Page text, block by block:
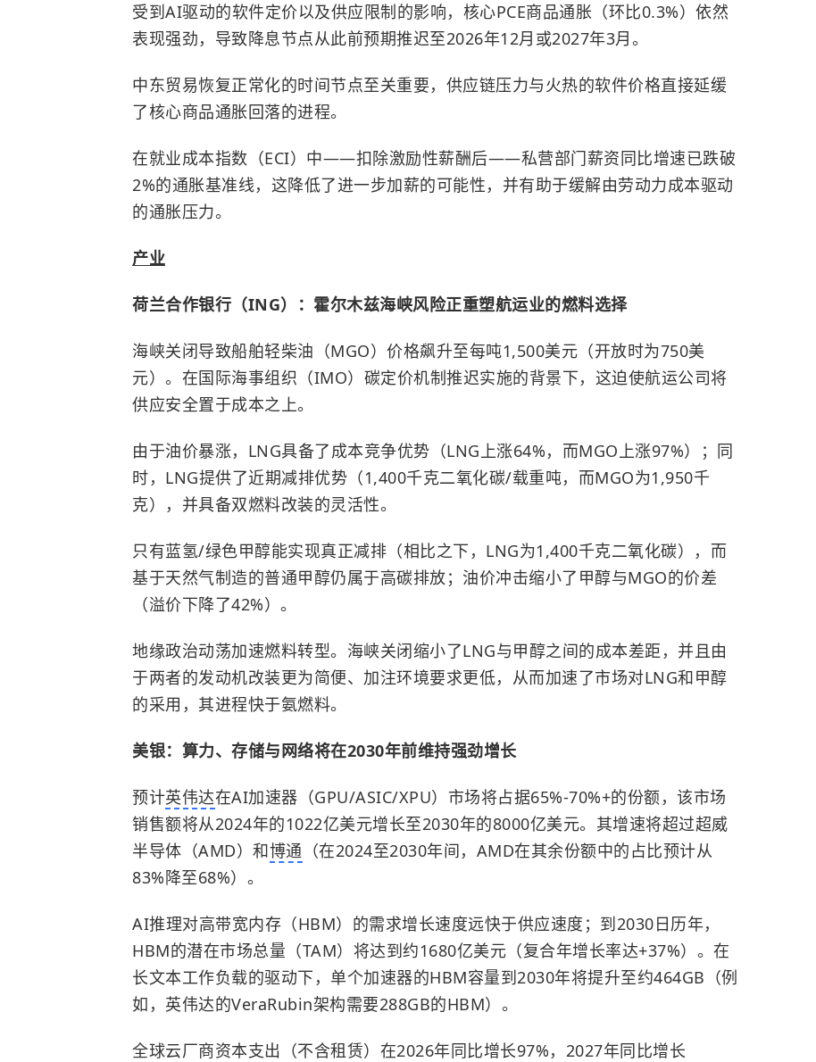
受到AI驱动的软件定价以及供应限制的影响，核心PCE商品通胀（环比0.3%）依然
表现强劲，导致降息节点从此前预期推迟至2026年12月或2027年3月。
中东贸易恢复正常化的时间节点至关重要，供应链压力与火热的软件价格直接延缓
了核心商品通胀回落的进程。
在就业成本指数（ECI）中——扣除激励性薪酬后——私营部门薪资同比增速已跌破
2%的通胀基准线，这降低了进一步加薪的可能性，并有助于缓解由劳动力成本驱动
的通胀压力。
产业
荷兰合作银行（ING）：霍尔木兹海峡风险正重塑航运业的燃料选择
海峡关闭导致船舶轻柴油（MGO）价格飙升至每吨1,500美元（开放时为750美
元）。在国际海事组织 （IMO）碳定价机制推迟实施的背景下，这迫使航运公司将
供应安全置于成本之上。
由于油价暴涨，LNG具备了成本竞争优势（LNG上涨64%，而MGO上涨97%）；同
时，LNG提供了近期减排优势（1,400千克二氧化碳/载重吨，而MGO为1,950千
克），并具备双燃料改装的灵活性。
只有蓝氢/绿色甲醇能实现真正减排（相比之下，LNG为1,400千克二氧化碳），而
基于天然气制造的普通甲醇仍属于高碳排放；油价冲击缩小了甲醇与MGO的价差
（溢价下降了42%）。
地缘政治动荡加速燃料转型。海峡关闭缩小了LNG与甲醇之间的成本差距，并且由
于两者的发动机改装更为简便、加注环境要求更低，从而加速了市场对LNG和甲醇
的采用，其进程快于氨燃料。
美银：算力、存储与网络将在2030年前维持强劲增长
预计英伟达在AI加速器（GPU/ASIC/XPU）市场将占据65%-70%+的份额，该市场
销售额将从2024年的1022亿美元增长至2030年的8000亿美元。其增速将超过超威
半导体（AMD）和博通 （在2024至2030年间，AMD在其余份额中的占比预计从
83%降至68%）。
AI推理对高带宽内存（HBM）的需求增长速度远快于供应速度；到2030日历年，
HBM的潜在市场总量（TAM）将达到约1680亿美元（复合年增长率达+37%）。在
长文本工作负载的驱动下，单个加速器的HBM容量到2030年将提升至约464GB（例
如，英伟达的VeraRubin架构需要288GB的HBM）。
全球云厂商资本支出（不含租赁）在2026年同比增长97%，2027年同比增长